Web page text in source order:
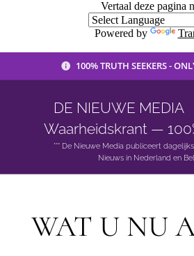
Vertaal deze pagina
Powered by
100% TRUTH SEEKERS -
DE NIEUWE MEDIA
Waarheidskrant —
*** De Nieuwe Media publiceert
Nieuws in Nederland en
WAT U NU